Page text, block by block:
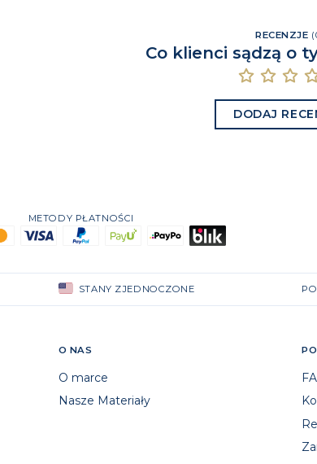
RECENZJE (
Co klienci sądzą o
DODAJ
METODY PŁATNOŚCI
STANY ZJEDNOCZONE
O NAS
O marce
Nasze Materiały